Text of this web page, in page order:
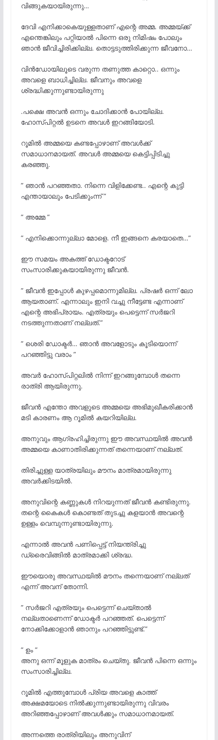
വിങ്ങുകയായിരുന്നു…
ദേവി എനിക്കാകെയുള്ളതാണ് എന്റെ അമ്മ. അമ്മയ്ക്ക്
എന്തെങ്കിലും പറ്റിയാൽ പിന്നെ ഒരു നിമിഷം പോലും
ഞാൻ ജീവിച്ചിരിക്കില്ല. തൊട്ടടുത്തിരിക്കുന്ന ജീവനോ…
വിൻഡോയിലൂടെ വരുന്ന തണുത്ത കാറ്റൊ.. ഒന്നും
അവളെ ബാധിച്ചില്ല. ജീവനും അവളെ
ശ്രദ്ധിക്കുന്നുണ്ടായിരുന്നു
.പക്ഷെ അവൻ ഒന്നും ചോദിക്കാൻ പോയില്ല.
ഹോസ്പിറ്റൽ ഉടനെ അവൾ ഇറങ്ങിയോടി.
റൂമിൽ അമ്മയെ കണ്ടപ്പോഴാണ് അവൾക്ക്
സമാധാനമായത്. അവൾ അമ്മയെ കെട്ടിപ്പിടിച്ചു
കരഞ്ഞു.
” ഞാൻ പറഞ്ഞതാ. നിന്നെ വിളിക്കേണ്ട.. എന്റെ കുട്ടി
എന്തായാലും പേടിക്കുംന്ന് ”
” അമ്മേ ”
” എനിക്കൊന്നുല്ലാ മോളെ. നീ ഇങ്ങനെ കരയാതെ…”
ഈ സമയം അകത്ത് ഡോക്ടറോട്
സംസാരിക്കുകയായിരുന്നു ജീവൻ.
” ജീവൻ ഇപ്പോൾ കുഴപ്പമൊന്നുമില്ല. പ്രഷർ ഒന്ന് ലോ
ആയതാണ്. എന്നാലും ഇനി വച്ചു നീട്ടേണ്ട എന്നാണ്
എന്റെ അഭിപ്രായം. എത്രയും പെട്ടെന്ന് സർജറി
നടത്തുന്നതാണ് നല്ലത്.”
” ശെരി ഡോക്ടർ… ഞാൻ അവളോടും കൂടിയൊന്ന്
പറഞ്ഞിട്ടു വരാം ”
അവർ ഹോസ്പിറ്റലിൽ നിന്ന് ഇറങ്ങുമ്പോൾ തന്നെ
രാത്രി ആയിരുന്നു.
ജീവൻ എന്തോ അവളുടെ അമ്മയെ അഭിമുഖീകരിക്കാൻ
മടി കാരണം ആ റൂമിൽ കയറിയില്ല.
അനുവും ആഗ്രഹിച്ചിരുന്നു ഈ അവസ്ഥയിൽ അവൻ
അമ്മയെ കാണാതിരിക്കുന്നത് തന്നെയാണ് നല്ലത്.
തിരിച്ചുള്ള യാത്രയിലും മൗനം മാത്രമായിരുന്നു
അവർക്കിടയിൽ.
അനുവിന്റെ കണ്ണുകൾ നിറയുന്നത് ജീവൻ കണ്ടിരുന്നു.
തന്റെ കൈകൾ കൊണ്ടത് തുടച്ചു കളയാൻ അവന്റെ
ഉള്ളം വെമ്പുന്നുണ്ടായിരുന്നു.
എന്നാൽ അവൻ പണിപ്പെട്ട് നിയന്ത്രിച്ചു
ഡ്രൈവിങ്ങിൽ മാത്രമാക്കി ശ്രദ്ധ.
ഈയൊരു അവസ്ഥയിൽ മൗനം തന്നെയാണ് നല്ലത്
എന്ന് അവന് തോന്നി.
” സർജറി എത്രയും പെട്ടെന്ന് ചെയ്താൽ
നല്ലതാണെന്ന് ഡോക്ടർ പറഞ്ഞത്. പെട്ടെന്ന്
നോക്കിക്കോളാൻ ഞാനും പറഞ്ഞിട്ടുണ്ട്.”
” ഉം ”
അനു ഒന്ന് മൂളുക മാത്രം ചെയ്തു. ജീവൻ പിന്നെ ഒന്നും
സംസാരിച്ചില്ല.
റൂമിൽ എത്തുമ്പോൾ പ്രിയ അവളെ കാത്ത്
അക്ഷമയോടെ നിൽക്കുന്നുണ്ടായിരുന്നു വിവരം
അറിഞ്ഞപ്പോഴാണ് അവൾക്കും സമാധാനമായത്.
അന്നത്തെ രാത്രിയിലും അനുവിന്